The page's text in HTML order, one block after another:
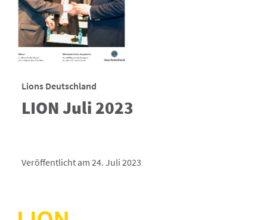
Lions Deutschland
LION Juli 2023
Veröffentlicht am 24. Juli 2023